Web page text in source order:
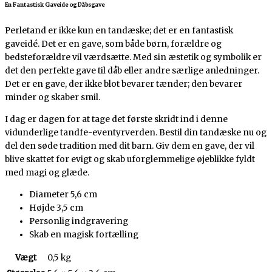
En Fantastisk Gaveide og Dåbsgave
Perletand er ikke kun en tandæske; det er en fantastisk
gaveidé. Det er en gave, som både børn, forældre og
bedsteforældre vil værdsætte. Med sin æstetik og symbolik er
det den perfekte gave til dåb eller andre særlige anledninger.
Det er en gave, der ikke blot bevarer tænder; den bevarer
minder og skaber smil.
I dag er dagen for at tage det første skridt ind i denne
vidunderlige tandfe-eventyrverden. Bestil din tandæske nu og
del den søde tradition med dit barn. Giv dem en gave, der vil
blive skattet for evigt og skab uforglemmelige øjeblikke fyldt
med magi og glæde.
Diameter 5,6 cm
Højde 3,5 cm
Personlig indgravering
Skab en magisk fortælling
Vægt
0,5 kg